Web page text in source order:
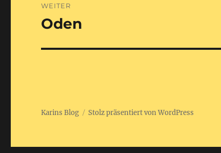
WEITER
Nächster
Oden
Karins Blog Stolz präsentiert von WordPress